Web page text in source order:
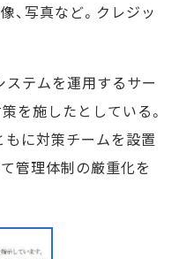
、写真など。クレジッ
テムを運用するサー
を施したとしている。
に対策チームを設置
管理体制の厳重化を